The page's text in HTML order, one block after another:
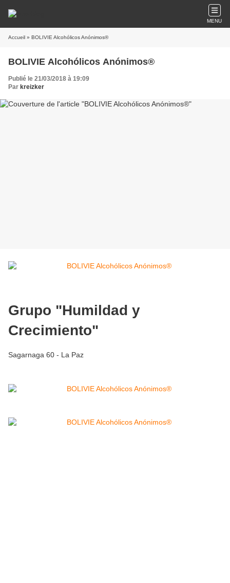
MENU
Accueil » BOLIVIE Alcohólicos Anónimos®
BOLIVIE Alcohólicos Anónimos®
Publié le 21/03/2018 à 19:09
Par kreizker
Grupo "Humildad y
Crecimiento"
Sagarnaga 60 - La Paz